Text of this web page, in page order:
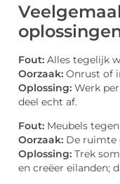
Fout: Alles tegelijk
Oorzaak: Onrust of
Oplossing: Werk
deel echt af.
Fout: Meubels
Oorzaak: De ruimte
Oplossing: Trek
en creëer eilanden;